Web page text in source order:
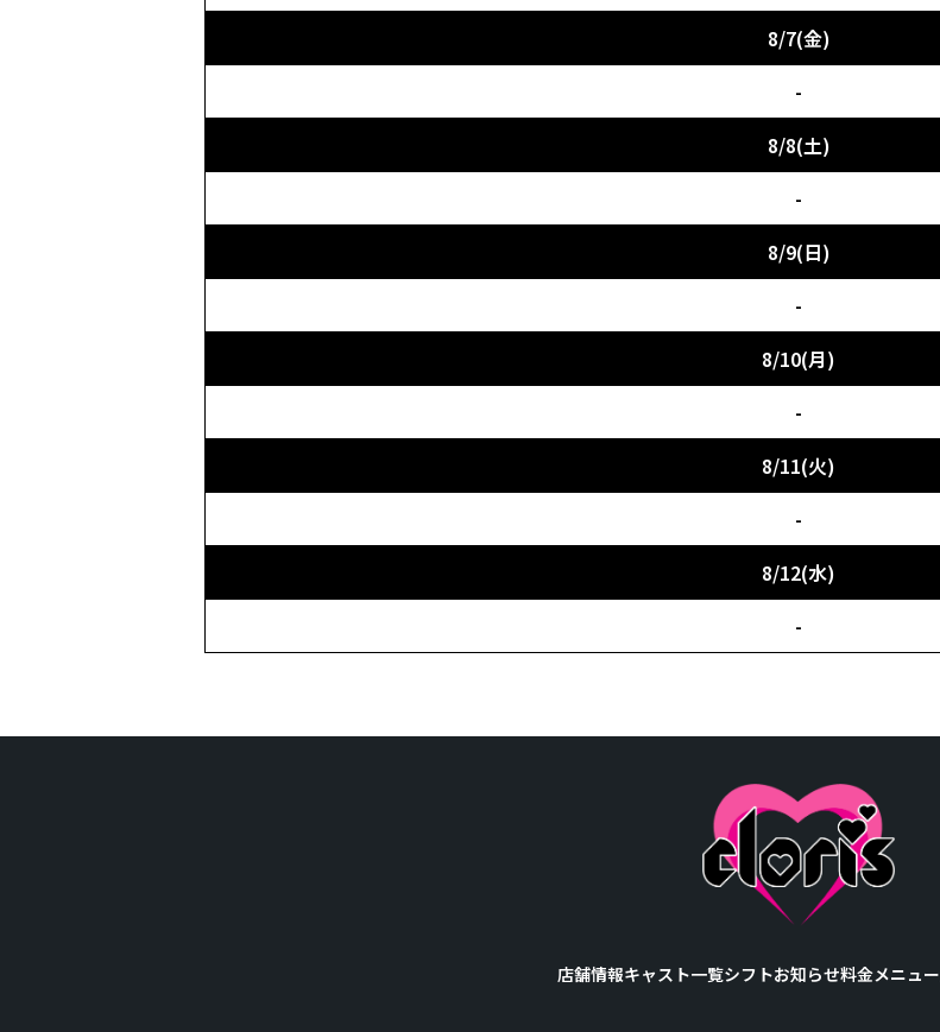
8/7(金)
-
8/8(土)
-
8/9(日)
-
8/10(月)
-
8/11(火)
-
8/12(水)
-
店舗情報キャスト一覧シフトお知らせ料金メニュー